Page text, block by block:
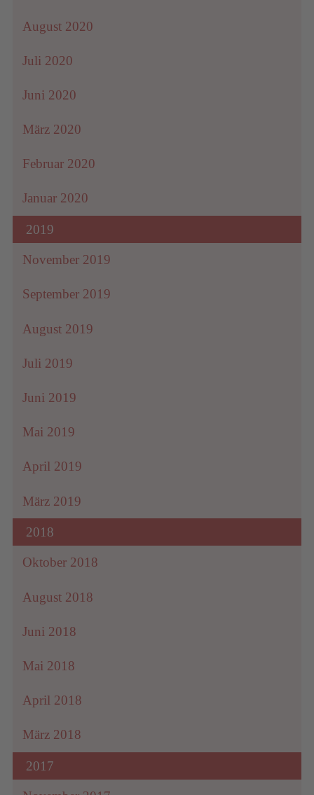
August 2020
Juli 2020
Juni 2020
März 2020
Februar 2020
Januar 2020
2019
November 2019
September 2019
August 2019
Juli 2019
Juni 2019
Mai 2019
April 2019
März 2019
2018
Oktober 2018
August 2018
Juni 2018
Mai 2018
April 2018
März 2018
2017